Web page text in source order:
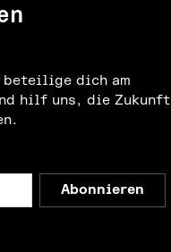
beteilige dich am
hilf uns, die Zukunft